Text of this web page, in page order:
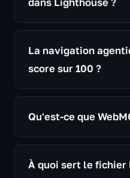
dans Lighthouse ?
La navigation
score sur 100 ?
Qu'est-ce que
À quoi sert le